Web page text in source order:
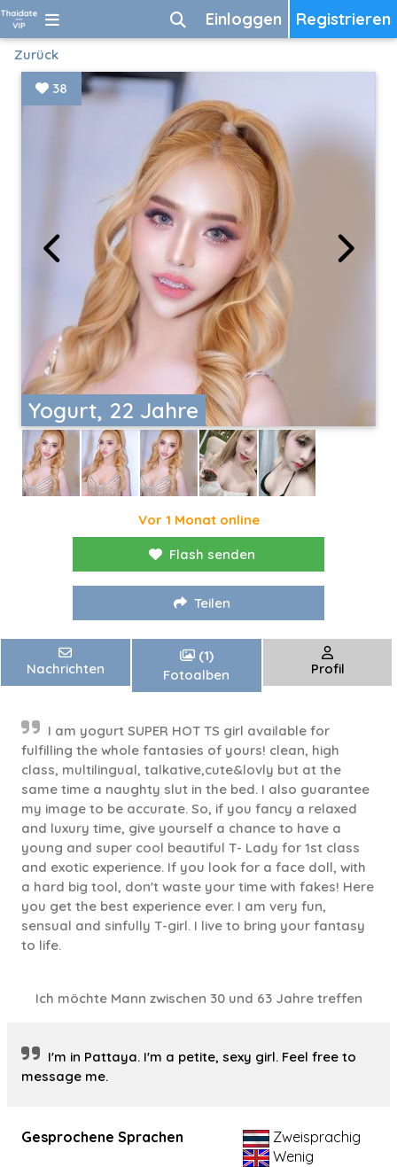
Registrieren
Einloggen
Zurück
Yogurt, 22 Jahre
38
Vor 1 Monat online
Flash senden
Teilen
Nachrichten
(1)
Fotoalben
Profil
I am yogurt SUPER HOT TS girl available for
fulfilling the whole fantasies of yours! clean, high
class, multilingual, talkative,cute&lovly but at the
same time a naughty slut in the bed. I also guarantee
my image to be accurate. So, if you fancy a relaxed
and luxury time, give yourself a chance to have a
young and super cool beautiful T- Lady for 1st class
and exotic experience. If you look for a face doll, with
a hard big tool, don't waste your time with fakes! Here
you get the best experience ever. I am very fun,
sensual and sinfully T-girl. I live to bring your fantasy
to life.
Ich möchte Mann zwischen 30 und 63 Jahre treffen
I'm in Pattaya. I'm a petite, sexy girl. Feel free to
message me.
Gesprochene Sprachen
Zweisprachig
Wenig